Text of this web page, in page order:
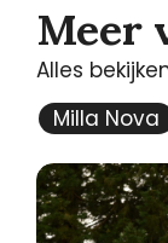
Meer
Alles
Milla Nova